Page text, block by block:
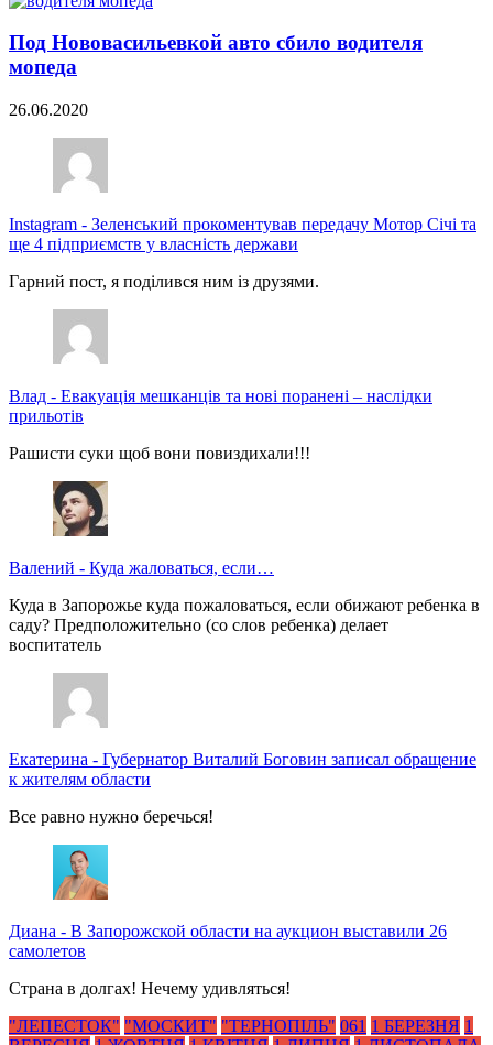
Под Нововасильевкой авто сбило водителя
мопеда
26.06.2020
Instagram - Зеленський прокоментував передачу Мотор Січі та
ще 4 підприємств у власність держави
Гарний пост, я поділився ним із друзями.
Влад - Евакуація мешканців та нові поранені – наслідки
прильотів
Рашисти суки щоб вони повиздихали!!!
Валений - Куда жаловаться, если…
Куда в Запорожье куда пожаловаться, если обижают ребенка в
саду? Предположительно (со слов ребенка) делает
воспитатель
Екатерина - Губернатор Виталий Боговин записал обращение
к жителям области
Все равно нужно беречься!
Диана - В Запорожской области на аукцион выставили 26
самолетов
Страна в долгах! Нечему удивляться!
"ЛЕПЕСТОК" "МОСКИТ" "ТЕРНОПІЛЬ" 061 1 БЕРЕЗНЯ 1